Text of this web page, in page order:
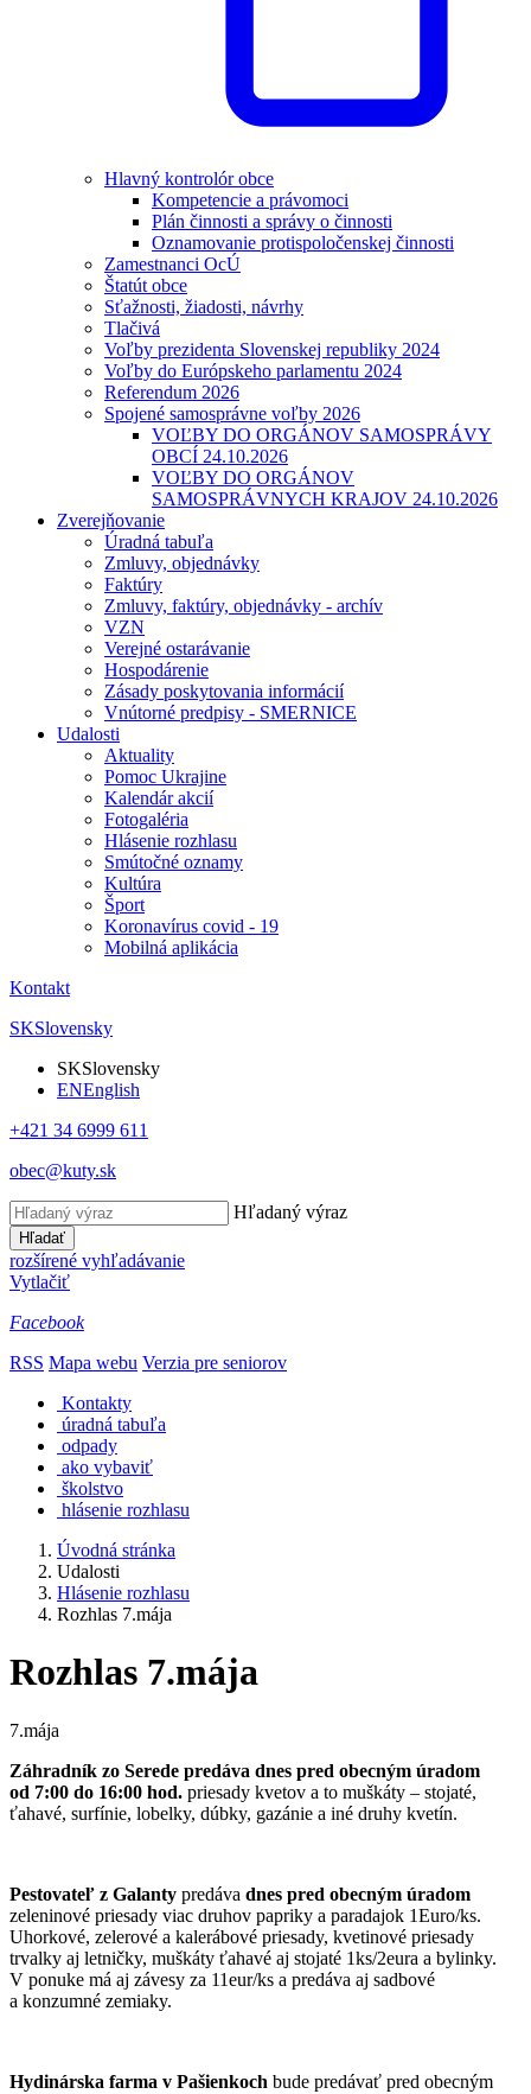
Hlavný kontrolór obce
Kompetencie a právomoci
Plán činnosti a správy o činnosti
Oznamovanie protispoločenskej činnosti
Zamestnanci OcÚ
Štatút obce
Sťažnosti, žiadosti, návrhy
Tlačivá
Voľby prezidenta Slovenskej republiky 2024
Voľby do Európskeho parlamentu 2024
Referendum 2026
Spojené samosprávne voľby 2026
VOĽBY DO ORGÁNOV SAMOSPRÁVY
OBCÍ 24.10.2026
VOĽBY DO ORGÁNOV
SAMOSPRÁVNYCH KRAJOV 24.10.2026
Zverejňovanie
Úradná tabuľa
Zmluvy, objednávky
Faktúry
Zmluvy, faktúry, objednávky - archív
VZN
Verejné ostarávanie
Hospodárenie
Zásady poskytovania informácií
Vnútorné predpisy - SMERNICE
Udalosti
Aktuality
Pomoc Ukrajine
Kalendár akcií
Fotogaléria
Hlásenie rozhlasu
Smútočné oznamy
Kultúra
Šport
Koronavírus covid - 19
Mobilná aplikácia
Kontakt
SKSlovensky
SKSlovensky
ENEnglish
+421 34 6999 611
obec@kuty.sk
Hľadaný výraz
Hľadať
rozšírené vyhľadávanie
Vytlačiť
Facebook
RSS Mapa webu Verzia pre seniorov
Kontakty
úradná tabuľa
odpady
ako vybaviť
školstvo
hlásenie rozhlasu
Úvodná stránka
Udalosti
Hlásenie rozhlasu
Rozhlas 7.mája
Rozhlas 7.mája
7.mája
Záhradník zo Serede predáva dnes pred obecným úradom
od 7:00 do 16:00 hod. priesady kvetov a to muškáty – stojaté,
ťahavé, surfínie, lobelky, dúbky, gazánie a iné druhy kvetín.
Pestovateľ z Galanty predáva dnes pred obecným úradom
zeleninové priesady viac druhov papriky a paradajok 1Euro/ks.
Uhorkové, zelerové a kalerábové priesady, kvetinové priesady
trvalky aj letničky, muškáty ťahavé aj stojaté 1ks/2eura a bylinky.
V ponuke má aj závesy za 11eur/ks a predáva aj sadbové
a konzumné zemiaky.
Hydinárska farma v Pašienkoch bude predávať pred obecným